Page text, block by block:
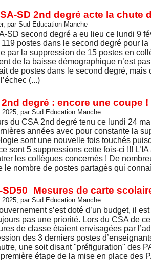
SD 2nd degré acte la chute
par Sud Education Manche
SD second degré a eu lieu ce lundi 9
119 postes dans le second degré pour
par la suppression de 15 postes en
de la baisse démographique n’est
de postes dans le second degré,
(...)
2nd degré : encore une coupe !
2025, par Sud Education Manche
du CSA 2nd degré tenu ce lundi 24
années avec pour constante la
sont une nouvelle fois touchés
sont 5 suppressions cette fois-ci !!!
les collègues concernés ! De
le nombre de postes partagés qui
SD50_Mesures de carte
2025, par Sud Education Manche
s’est doté d’un budget, il
pas une priorité. Lors du CSA de
de classe étaient envisagées par
des 3 derniers postes
une soit disant "préfiguration" des
étape de la mise en place des